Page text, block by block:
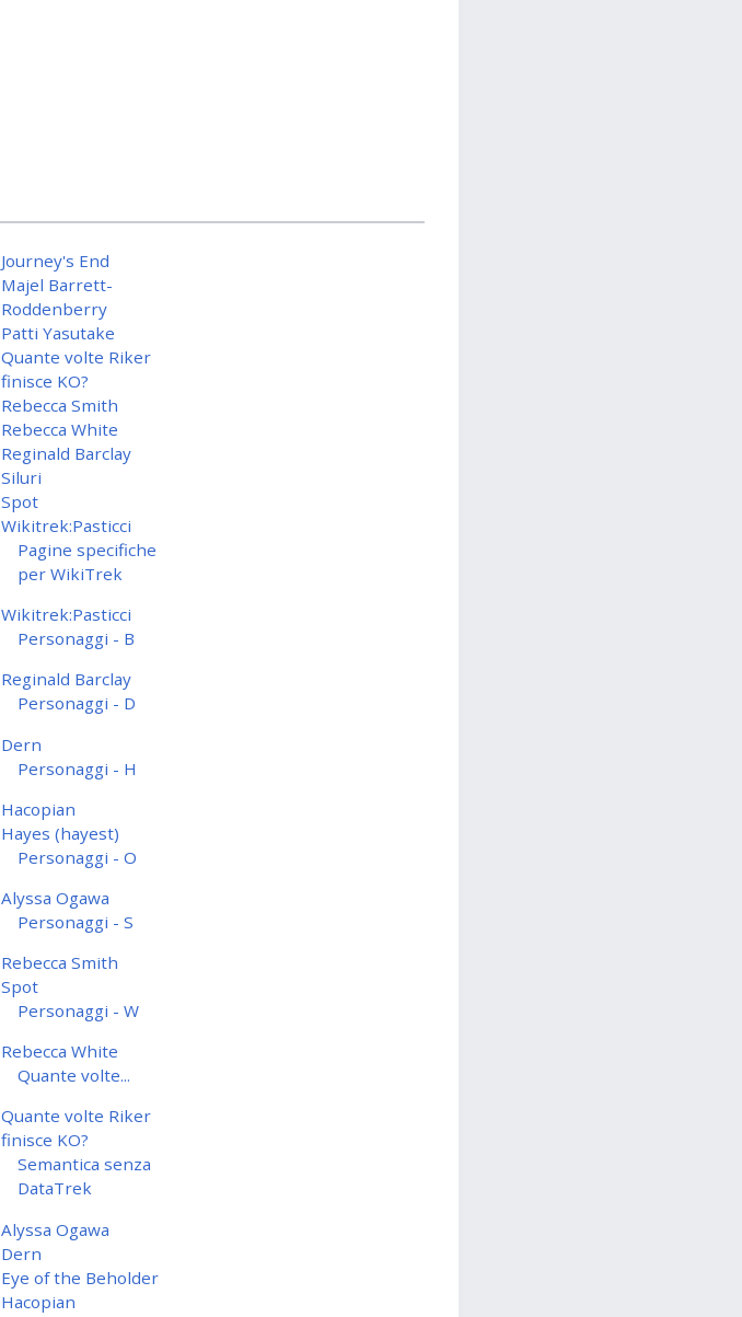
Journey's End
Majel Barrett-
Roddenberry
Patti Yasutake
Quante volte Riker
finisce KO?
Rebecca Smith
Rebecca White
Reginald Barclay
Siluri
Spot
Wikitrek:Pasticci
Pagine specifiche
per WikiTrek
Wikitrek:Pasticci
Personaggi - B
Reginald Barclay
Personaggi - D
Dern
Personaggi - H
Hacopian
Hayes (hayest)
Personaggi - O
Alyssa Ogawa
Personaggi - S
Rebecca Smith
Spot
Personaggi - W
Rebecca White
Quante volte...
Quante volte Riker
finisce KO?
Semantica senza
DataTrek
Alyssa Ogawa
Dern
Eye of the Beholder
Hacopian